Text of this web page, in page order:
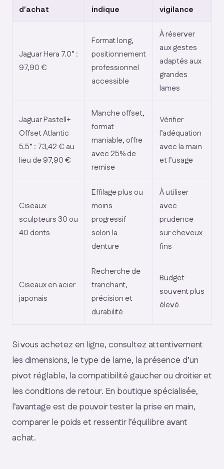
d’achat
indique
vigilance
Jaguar Hera 7.0” :
97,90 €
Format long,
positionnement
professionnel
accessible
À réserver
aux gestes
adaptés aux
grandes
lames
Jaguar Pastell+
Offset Atlantic
5.5” : 73,42 € au
lieu de 97,90 €
Manche offset,
format
maniable, offre
avec 25% de
remise
Vérifier
l’adéquation
avec la main
et l’usage
Ciseaux
sculpteurs 30 ou
40 dents
Effilage plus ou
moins
progressif
selon la
denture
À utiliser
avec
prudence
sur cheveux
fins
Ciseaux en acier
japonais
Recherche de
tranchant,
précision et
durabilité
Budget
souvent plus
élevé
Si vous achetez en ligne, consultez attentivement
les dimensions, le type de lame, la présence d’un
pivot réglable, la compatibilité gaucher ou droitier et
les conditions de retour. En boutique spécialisée,
l’avantage est de pouvoir tester la prise en main,
comparer le poids et ressentir l’équilibre avant
achat.